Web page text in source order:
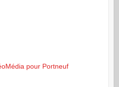
pour Portneuf